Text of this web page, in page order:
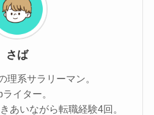
さば
理系サラリーマン。
イター。
あいながら転職経験4回。